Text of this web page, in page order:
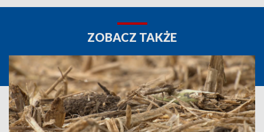
ZOBACZ TAKŻE